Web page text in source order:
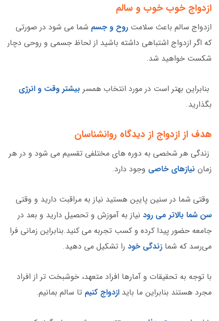
ازدواج خوب خوب و سالم
ازدواج سالم باعث سلامت روح و جسم شما می شود در صورتی
که اگر ازدواج اشتباهی داشته باشید از لحاظ جسمی و روحی دچار
شکست خواهید شد.
بنابراین بهتر است در مورد انتخاب همسر بیشتر وقت و انرژی
بگذارید.
هدف از ازدواج از دیدگاه روانشناسان
زندگی هر شخصی به دوره های مختلفی تقسیم می شود و در هر
زمان نیازهای خاصی وجود دارد.
وقتی شما در سنین پایین هستید نیاز به مراقبت دارید و وقتی
سن شما بالاتر می رود نیاز به آموزش و تحصیل دارید و بعد در
جامعه حضور پیدا کرده و کسب تجربه می کنید.بنابراین زمانی فرا
می‌رسد که شما زندگی خود را تشکیل می دهید.
با توجه به تحقیقات و آمارها افراد متعهد، خوشبخت تر از افراد
مجرد هستند بنابراین ما باید ازدواج کنیم تا سالم بمانیم.